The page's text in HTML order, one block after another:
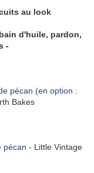
au look
d'huile, pardon,
-
pécan (en option :
Bakes
pécan - Little Vintage